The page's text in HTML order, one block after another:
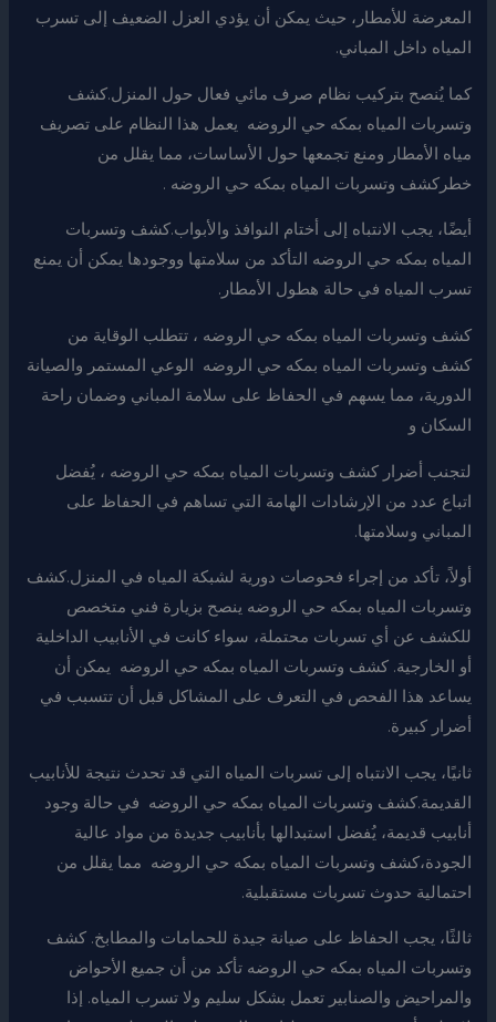
المعرضة للأمطار، حيث يمكن أن يؤدي العزل الضعيف إلى تسرب
المياه داخل المباني.
كما يُنصح بتركيب نظام صرف مائي فعال حول المنزل.كشف
وتسربات المياه بمكه حي الروضه يعمل هذا النظام على تصريف
مياه الأمطار ومنع تجمعها حول الأساسات، مما يقلل من
خطركشف وتسربات المياه بمكه حي الروضه .
أيضًا، يجب الانتباه إلى أختام النوافذ والأبواب.كشف وتسربات
المياه بمكه حي الروضه التأكد من سلامتها ووجودها يمكن أن يمنع
تسرب المياه في حالة هطول الأمطار.
كشف وتسربات المياه بمكه حي الروضه ، تتطلب الوقاية من
كشف وتسربات المياه بمكه حي الروضه الوعي المستمر والصيانة
الدورية، مما يسهم في الحفاظ على سلامة المباني وضمان راحة
السكان و
لتجنب أضرار كشف وتسربات المياه بمكه حي الروضه ، يُفضل
اتباع عدد من الإرشادات الهامة التي تساهم في الحفاظ على
المباني وسلامتها.
أولاً، تأكد من إجراء فحوصات دورية لشبكة المياه في المنزل.كشف
وتسربات المياه بمكه حي الروضه ينصح بزيارة فني متخصص
للكشف عن أي تسربات محتملة، سواء كانت في الأنابيب الداخلية
أو الخارجية. كشف وتسربات المياه بمكه حي الروضه يمكن أن
يساعد هذا الفحص في التعرف على المشاكل قبل أن تتسبب في
أضرار كبيرة.
ثانيًا، يجب الانتباه إلى تسربات المياه التي قد تحدث نتيجة للأنابيب
القديمة.كشف وتسربات المياه بمكه حي الروضه في حالة وجود
أنابيب قديمة، يُفضل استبدالها بأنابيب جديدة من مواد عالية
الجودة،كشف وتسربات المياه بمكه حي الروضه مما يقلل من
احتمالية حدوث تسربات مستقبلية.
ثالثًا، يجب الحفاظ على صيانة جيدة للحمامات والمطابخ. كشف
وتسربات المياه بمكه حي الروضه تأكد من أن جميع الأحواض
والمراحيض والصنابير تعمل بشكل سليم ولا تسرب المياه. إذا